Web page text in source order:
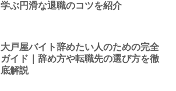
学ぶ円滑な退職のコツを紹介
大戸屋バイト辞めたい人のための完全
ガイド｜辞め方や転職先の選び方を徹
底解説